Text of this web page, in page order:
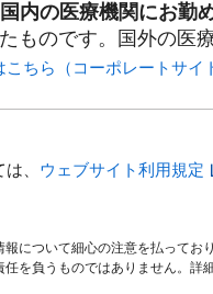
国内の医療機関にお勤
ものです。国外の医
ちら（コーポレートサイ
、 ウェブサイト利用規定
について細心の注意を払って
を負うものではありません。詳